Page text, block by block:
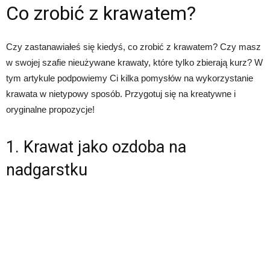
Co zrobić z krawatem?
Czy zastanawiałeś się kiedyś, co zrobić z krawatem? Czy masz
w swojej szafie nieużywane krawaty, które tylko zbierają kurz? W
tym artykule podpowiemy Ci kilka pomysłów na wykorzystanie
krawata w nietypowy sposób. Przygotuj się na kreatywne i
oryginalne propozycje!
1. Krawat jako ozdoba na
nadgarstku